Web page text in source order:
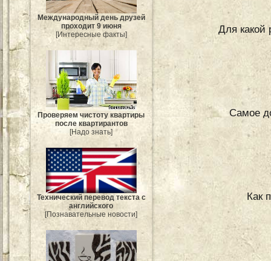
Международный день друзей
проходит 9 июня
[Интересные факты]
Проверяем чистоту квартиры
после квартирантов
[Надо знать]
Технический перевод текста с
английского
[Познавательные новости]
Для какой
Самое
Как